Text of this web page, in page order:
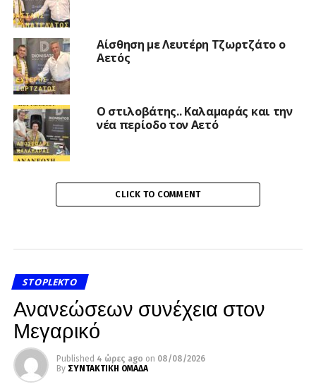
Αίσθηση με Λευτέρη Τζωρτζάτο ο
Αετός
Ο στιλοβάτης.. Καλαμαράς και την
νέα περίοδο τον Αετό
CLICK TO COMMENT
STOPLEKTO
Ανανεώσεων συνέχεια στον
Μεγαρικό
Published 4 ώρες ago on 08/08/2026
By ΣΥΝΤΑΚΤΙΚΗ ΟΜΑΔΑ